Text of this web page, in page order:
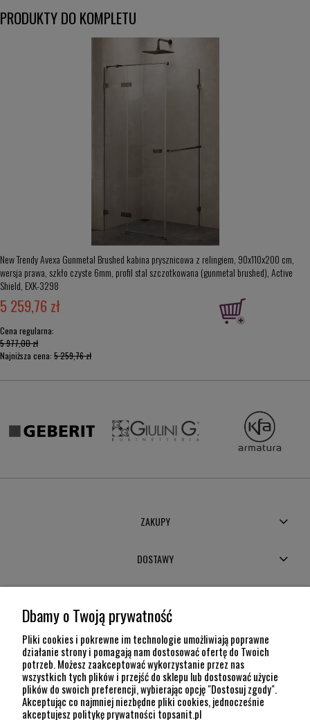
PRODUKTY DO KOMPLETU
New Trendy Avexa Gunmetal Brushed kabina prysznicowa z relingiem, 90x110x200 cm,
wersja prawa, szkło czyste 6mm, profil stal szczotkowana (gunmetal brushed), Active
Shield, EXK-3298
5 259,76 zł
Cena regularna:
5 977,00 zł
Najniższa cena: 5 259,76 zł
ZAKUPY
DOSTAWY
POMOC
INFORMACJE
KONTAKT
Dbamy o Twoją prywatność
Pliki cookies i pokrewne im technologie umożliwiają poprawne
działanie strony i pomagają nam dostosować ofertę do Twoich
potrzeb. Możesz zaakceptować wykorzystanie przez nas
wszystkich tych plików i przejść do sklepu lub dostosować użycie
plików do swoich preferencji, wybierając opcję "Dostosuj zgody".
Akceptując co najmniej niezbędne pliki cookies, jednocześnie
akceptujesz politykę prywatności topsanit.pl